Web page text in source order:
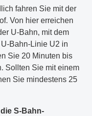
fahren Sie mit der
Von hier erreichen
U-Bahn, mit dem
Bahn-Linie U2 in
Sie 20 Minuten bis
Sollten Sie mit einem
Sie mindestens 25
S-Bahn-